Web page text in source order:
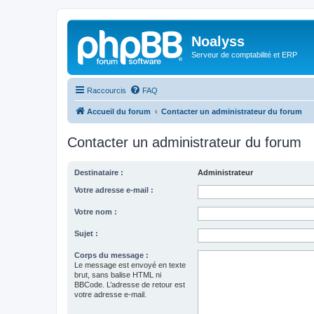
Noalyss
Serveur de comptabilité et ERP
Raccourcis FAQ
Accueil du forum Contacter un administrateur du forum
Contacter un administrateur du forum
Destinataire : Administrateur
Votre adresse e-mail :
Votre nom :
Sujet :
Corps du message :
Le message est envoyé en texte
brut, sans balise HTML ni
BBCode. L’adresse de retour est
votre adresse e-mail.